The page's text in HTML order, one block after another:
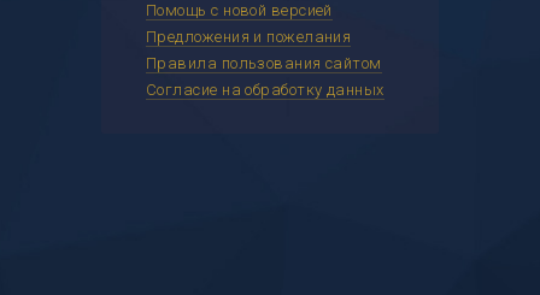
Помощь с новой версией
Предложения и пожелания
Правила пользования сайтом
Согласие на обработку данных